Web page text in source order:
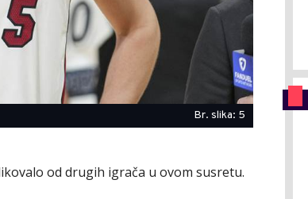
Br. slika: 5
od drugih igrača u ovom susretu.